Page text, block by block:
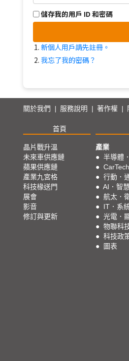
儲存我的用戶 ID 和密碼
新個人用戶請先註冊。
我忘了我的密碼？
關於我們 服務說明 著作權
首頁
晶片戰升溫
未來車供應鏈
蘋果供應鏈
產業九宮格
科技椽送門
展會
影音
修訂與更新
產業
● 半導體
●
● 行動．
● AI．智
● 航太．
● IT．系
● 光電．
● 物聯科
● 科技政
●
圖表